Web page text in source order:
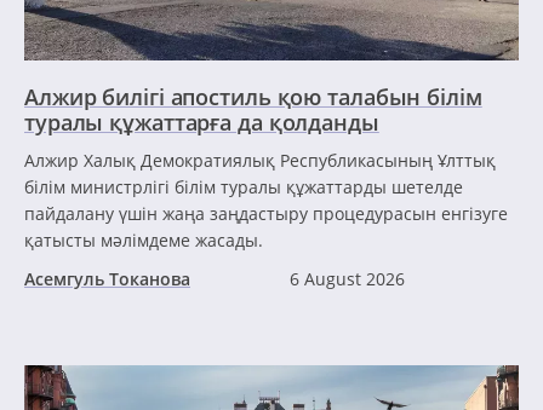
Алжир билігі апостиль қою талабын білім
туралы құжаттарға да қолданды
Алжир Халық Демократиялық Республикасының Ұлттық
білім министрлігі білім туралы құжаттарды шетелде
пайдалану үшін жаңа заңдастыру процедурасын енгізуге
қатысты мәлімдеме жасады.
Асемгуль Токанова
6 August 2026